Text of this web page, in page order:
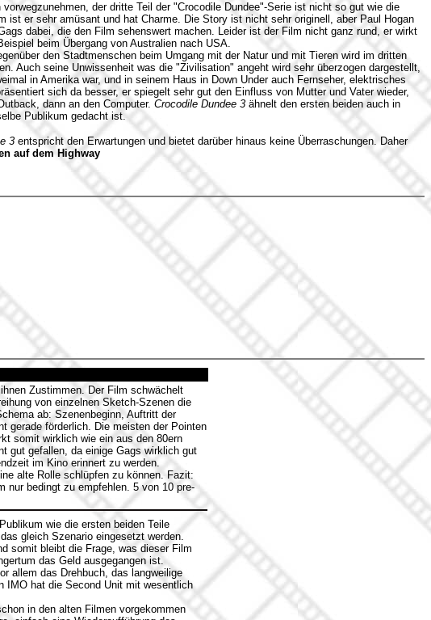
vorwegzunehmen, der dritte Teil der "Crocodile Dundee"-Serie ist nicht so gut wie die
ist er sehr amüsant und hat Charme. Die Story ist nicht sehr originell, aber Paul Hogan
dabei, die den Film sehenswert machen. Leider ist der Film nicht ganz rund, er wirkt
beim Übergang von Australien nach USA.
den Stadtmenschen beim Umgang mit der Natur und mit Tieren wird im dritten
Auch seine Unwissenheit was die "Zivilisation" angeht wird sehr überzogen dargestellt,
in Amerika war, und in seinem Haus in Down Under auch Fernseher, elektrisches
sich da besser, er spiegelt sehr gut den Einfluss von Mutter und Vater wieder,
dann an den Computer. Crocodile Dundee 3 ähnelt den ersten beiden auch in
Publikum gedacht ist.
3 entspricht den Erwartungen und bietet darüber hinaus keine Überraschungen. Daher
auf dem Highway
Zustimmen. Der Film schwächelt
von einzelnen Sketch-Szenen die
ab: Szenenbeginn, Auftritt der
gerade förderlich. Die meisten der Pointen
somit wirklich wie ein aus den 80ern
gut gefallen, da einige Gags wirklich gut
im Kino erinnert zu werden.
alte Rolle schlüpfen zu können. Fazit:
nur bedingt zu empfehlen. 5 von 10 pre-
wie die ersten beiden Teile
gleich Szenario eingesetzt werden.
somit bleibt die Frage, was dieser Film
das Geld ausgegangen ist.
allem das Drehbuch, das langweilige
IMO hat die Second Unit mit wesentlich
in den alten Filmen vorgekommen